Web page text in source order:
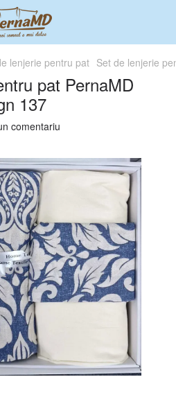
lenjerie pentru pat Set de lenjerie
pat PernaMD
137
comentariu